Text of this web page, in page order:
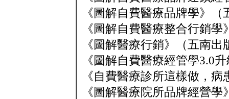
《圖解自費醫療品牌學》（
《圖解自費醫療整合行銷
《圖解醫療行銷》（五南出
《圖解自費醫療經管學3.0
《自費醫療診所這樣做，
《圖解醫療院所品牌經營